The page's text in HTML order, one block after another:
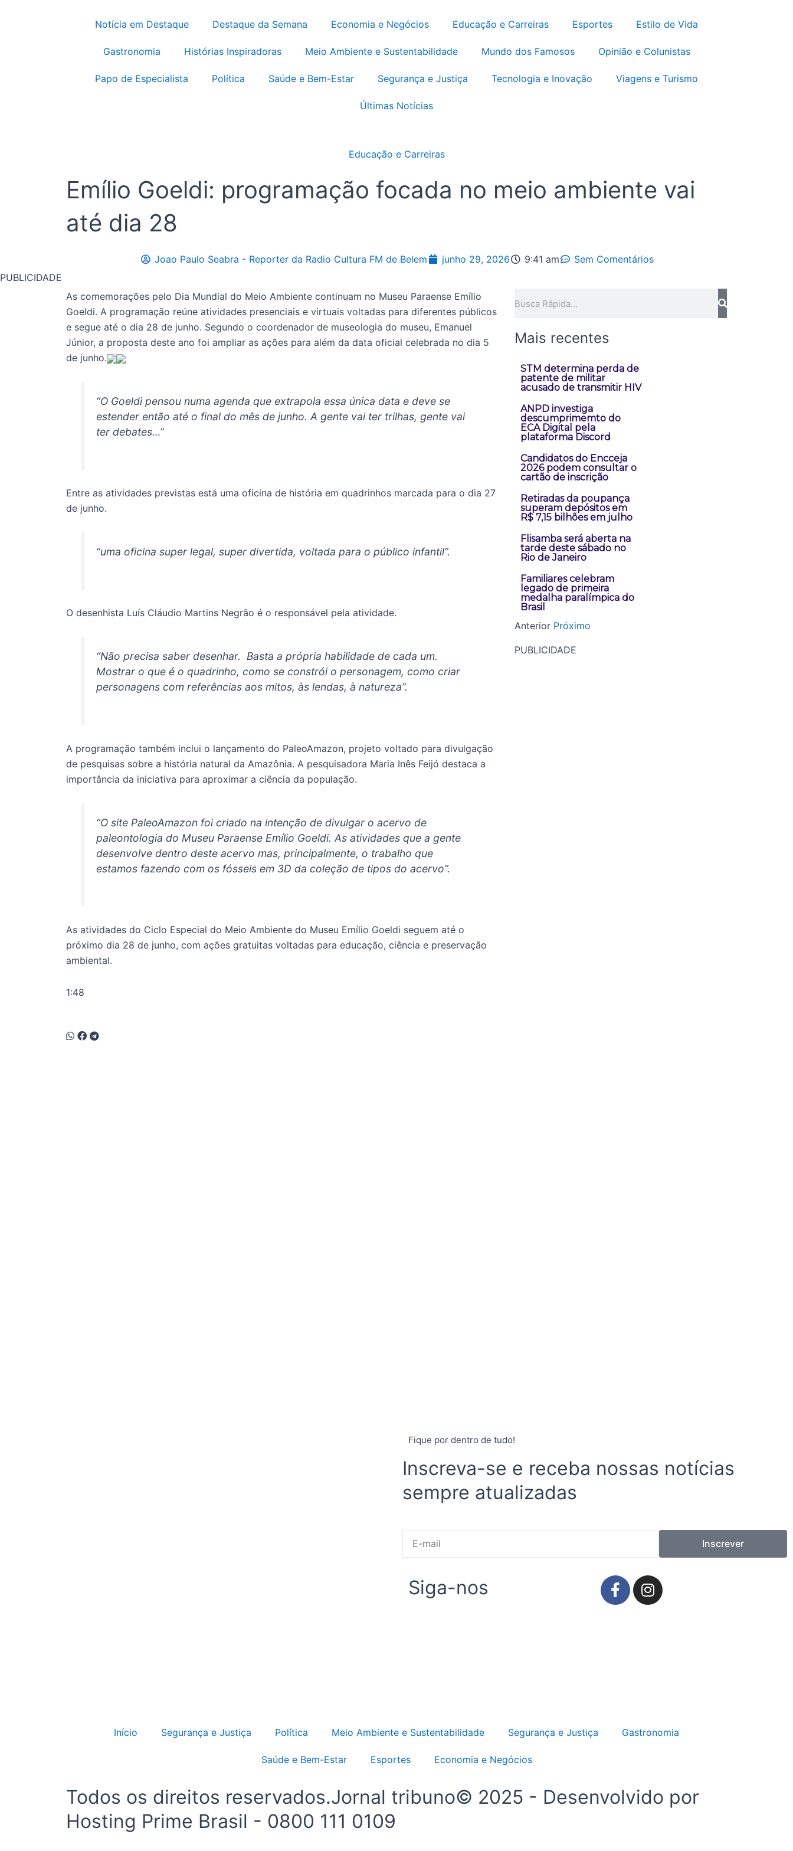
Notícia em Destaque Destaque da Semana Economia e Negócios Educação e Carreiras Esportes Estilo de Vida
Gastronomia Histórias Inspiradoras Meio Ambiente e Sustentabilidade Mundo dos Famosos Opinião e Colunistas
Papo de Especialista Política Saúde e Bem-Estar Segurança e Justiça Tecnologia e Inovação Viagens e Turismo
Últimas Notícias
Educação e Carreiras
Emílio Goeldi: programação focada no meio ambiente vai
até dia 28
Joao Paulo Seabra - Reporter da Radio Cultura FM de Belem junho 29, 2026 9:41 am
Sem Comentários
PUBLICIDADE
As comemorações pelo Dia Mundial do Meio Ambiente continuam no Museu Paraense Emílio
Goeldi. A programação reúne atividades presenciais e virtuais voltadas para diferentes públicos
e segue até o dia 28 de junho. Segundo o coordenador de museologia do museu, Emanuel
Júnior, a proposta deste ano foi ampliar as ações para além da data oficial celebrada no dia 5
de junho.
“O Goeldi pensou numa agenda que extrapola essa única data e deve se
estender então até o final do mês de junho. A gente vai ter trilhas, gente vai
ter debates…”
Entre as atividades previstas está uma oficina de história em quadrinhos marcada para o dia 27
de junho.
“uma oficina super legal, super divertida, voltada para o público infantil”.
O desenhista Luís Cláudio Martins Negrão é o responsável pela atividade.
“Não precisa saber desenhar. Basta a própria habilidade de cada um.
Mostrar o que é o quadrinho, como se constrói o personagem, como criar
personagens com referências aos mitos, às lendas, à natureza”.
A programação também inclui o lançamento do PaleoAmazon, projeto voltado para divulgação
de pesquisas sobre a história natural da Amazônia. A pesquisadora Maria Inês Feijó destaca a
importância da iniciativa para aproximar a ciência da população.
“O site PaleoAmazon foi criado na intenção de divulgar o acervo de
paleontologia do Museu Paraense Emílio Goeldi. As atividades que a gente
desenvolve dentro deste acervo mas, principalmente, o trabalho que
estamos fazendo com os fósseis em 3D da coleção de tipos do acervo”.
As atividades do Ciclo Especial do Meio Ambiente do Museu Emílio Goeldi seguem até o
próximo dia 28 de junho, com ações gratuitas voltadas para educação, ciência e preservação
ambiental.
1:48
Mais recentes
STM determina perda de
patente de militar
acusado de transmitir HIV
ANPD investiga
descumprimemto do
ECA Digital pela
plataforma Discord
Candidatos do Encceja
2026 podem consultar o
cartão de inscrição
Retiradas da poupança
superam depósitos em
R$ 7,15 bilhões em julho
Flisamba será aberta na
tarde deste sábado no
Rio de Janeiro
Familiares celebram
legado de primeira
medalha paralímpica do
Brasil
Anterior Próximo
PUBLICIDADE
Fique por dentro de tudo!
Inscreva-se e receba nossas notícias
sempre atualizadas
Inscrever
Siga-nos
F
a
I
n
Início Segurança e Justiça Política Meio Ambiente e Sustentabilidade Segurança e Justiça Gastronomia
Saúde e Bem-Estar Esportes Economia e Negócios
Todos os direitos reservados.Jornal tribuno© 2025 - Desenvolvido por
Hosting Prime Brasil - 0800 111 0109